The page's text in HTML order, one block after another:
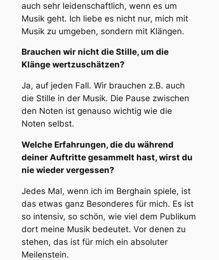
auch sehr leidenschaftlich, wenn es um
Musik geht. Ich liebe es nicht nur, mich mit
Musik zu umgeben, sondern mit Klängen.
Brauchen wir nicht die Stille, um die
Klänge wertzuschätzen?
Ja, auf jeden Fall. Wir brauchen z.B. auch
die Stille in der Musik. Die Pause zwischen
den Noten ist genauso wichtig wie die
Noten selbst.
Welche Erfahrungen, die du während
deiner Auftritte gesammelt hast, wirst du
nie wieder vergessen?
Jedes Mal, wenn ich im Berghain spiele, ist
das etwas ganz Besonderes für mich. Es ist
so intensiv, so schön, wie viel dem Publikum
dort meine Musik bedeutet. Vor denen zu
stehen, das ist für mich ein absoluter
Meilenstein.